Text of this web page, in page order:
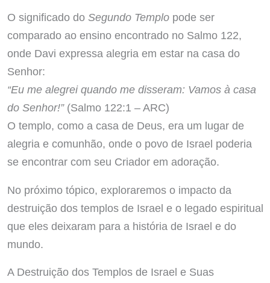
O significado do Segundo Templopode ser
comparado ao ensino encontrado no Salmo 122,
onde Davi expressa alegria em estar na casa do
Senhor:
“Eu me alegrei quando me disseram: Vamos à casa
do Senhor!”(Salmo 122:1 – ARC)
O templo, como a casa de Deus, era um lugar de
alegria e comunhão, onde o povo de Israel poderia
se encontrar com seu Criador em adoração.
No próximo tópico, exploraremos o impacto da
destruição dos templos de Israel e o legado espiritual
que eles deixaram para a história de Israel e do
mundo.
A Destruição dos Templos de Israel e Suas